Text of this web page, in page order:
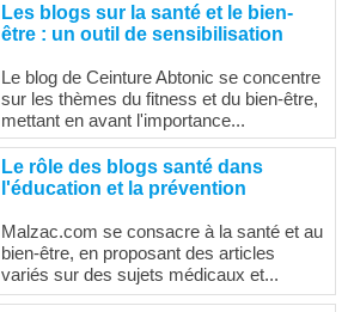
Les blogs sur la santé et le bien-
être : un outil de sensibilisation
Le blog de Ceinture Abtonic se concentre
sur les thèmes du fitness et du bien-être,
mettant en avant l'importance...
Le rôle des blogs santé dans
l'éducation et la prévention
Malzac.com se consacre à la santé et au
bien-être, en proposant des articles
variés sur des sujets médicaux et...